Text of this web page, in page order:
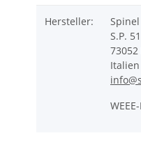
Hersteller:
S.P.
73052
Italien